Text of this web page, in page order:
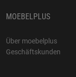
MOEBELPLUS
Über moebelplus
Geschäftskunden